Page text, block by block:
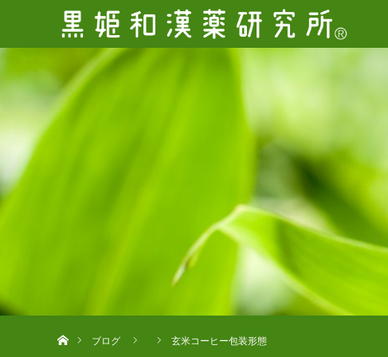
ブログ
玄米コーヒー包装形態